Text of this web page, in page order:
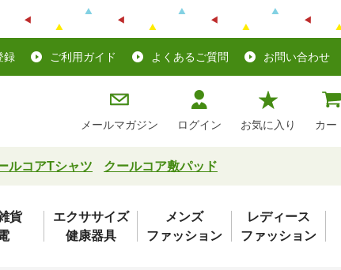
録 ご利用ガイド よくあるご質問 お問い合わせ
メールマガジン ログイン お気に入り カー
ルコアTシャツ クールコア敷パッド
貨
エクササイズ
健康器具
メンズ
ファッション
レディース
ファッション